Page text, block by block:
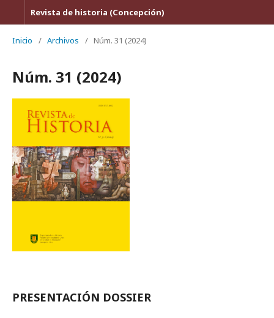
Revista de historia (Concepción)
Inicio / Archivos / Núm. 31 (2024)
Núm. 31 (2024)
PRESENTACIÓN DOSSIER